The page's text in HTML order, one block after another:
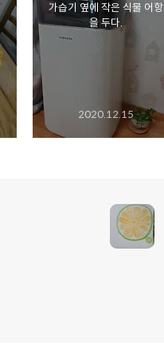
가습기 옆에 작은 식물 어항
을 두다.
2020.12.15